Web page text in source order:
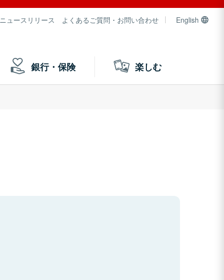
ニュースリリース よくあるご質問・お問い合わせ English
銀行・保険 楽しむ